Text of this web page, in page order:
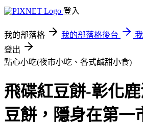
登入
我的部落格 我的部落格後台
登出
點心小吃(夜市小吃、各式鹹甜小食)
飛碟紅豆餅-彰化
豆餅，隱身在第一